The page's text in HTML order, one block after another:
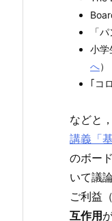
「
小学
へ）
｢コ
などと
講義「
のボー
いて議
ご利益
互作用